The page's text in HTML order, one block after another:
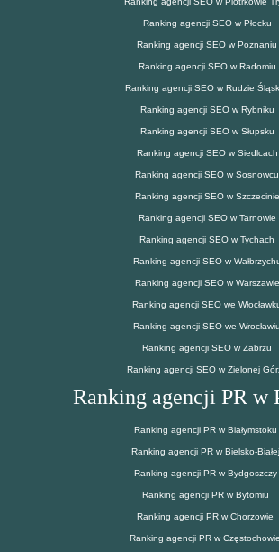
Ranking agencji SEO w Płocku
Ranking agencji SEO w Poznaniu
Ranking agencji SEO w Radomiu
Ranking agencji SEO w Rudzie
Ranking agencji SEO w Rybniku
Ranking agencji SEO w Słupsku
Ranking agencji SEO w Siedlcach
Ranking agencji SEO w Sosnowcu
Ranking agencji SEO w Szczecinie
Ranking agencji SEO w Tarnowie
Ranking agencji SEO w Tychach
Ranking agencji SEO w
Ranking agencji SEO w Warszawie
Ranking agencji SEO we
Ranking agencji SEO we Wrocławiu
Ranking agencji SEO w Zabrzu
Ranking agencji SEO w Zielonej
Ranking agencji PR w
Ranking agencji PR w Białymstoku
Ranking agencji PR w Bielsko-Białej
Ranking agencji PR w Bydgoszczy
Ranking agencji PR w Bytomiu
Ranking agencji PR w Chorzowie
Ranking agencji PR w Częstochowie